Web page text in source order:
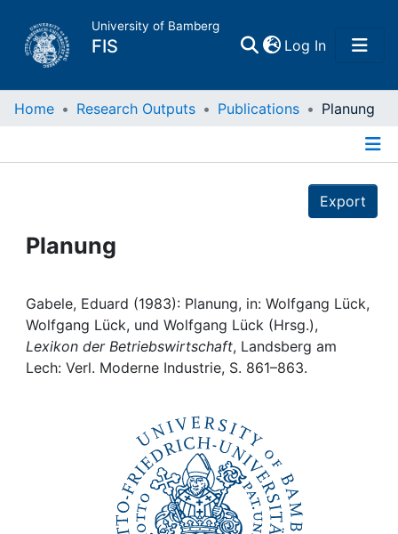
University of Bamberg
FIS Log In(current)
Home
Publications
Projects
People
Institutions
Home Research Outputs Publications Planung
Export
Planung
Gabele, Eduard (1983): Planung, in: Wolfgang Lück,
Wolfgang Lück, und Wolfgang Lück (Hrsg.),
Lexikon der Betriebswirtschaft, Landsberg am
Lech: Verl. Moderne Industrie, S. 861–863.